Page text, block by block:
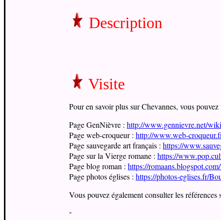
Description
Visite
Pour en savoir plus sur Chevannes, vous
Page GenNièvre : http://www.gennievre.net/
Page web-croqueur : http://www.web-
Page sauvegarde art français : https://
Page sur la Vierge romane : https://
Page blog roman : https://
Page photos églises : https://photos-eglises.fr/
Vous pouvez également consulter les références
-